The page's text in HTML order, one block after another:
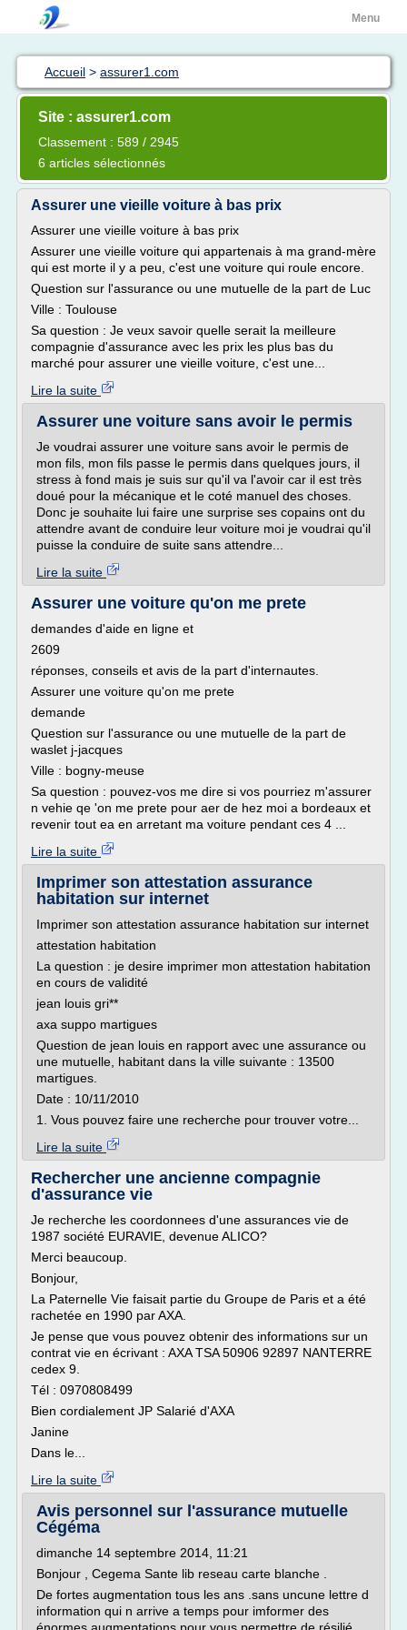
Menu
Accueil > assurer1.com
Site : assurer1.com
Classement : 589 / 2945
6 articles sélectionnés
Assurer une vieille voiture à bas prix
Assurer une vieille voiture à bas prix
Assurer une vieille voiture qui appartenais à ma grand-mère
qui est morte il y a peu, c'est une voiture qui roule encore.
Question sur l'assurance ou une mutuelle de la part de Luc
Ville : Toulouse
Sa question : Je veux savoir quelle serait la meilleure
compagnie d'assurance avec les prix les plus bas du
marché pour assurer une vieille voiture, c'est une...
Lire la suite
Assurer une voiture sans avoir le permis
Je voudrai assurer une voiture sans avoir le permis de
mon fils, mon fils passe le permis dans quelques jours, il
stress à fond mais je suis sur qu'il va l'avoir car il est très
doué pour la mécanique et le coté manuel des choses.
Donc je souhaite lui faire une surprise ses copains ont du
attendre avant de conduire leur voiture moi je voudrai qu'il
puisse la conduire de suite sans attendre...
Lire la suite
Assurer une voiture qu'on me prete
demandes d'aide en ligne et
2609
réponses, conseils et avis de la part d'internautes.
Assurer une voiture qu'on me prete
demande
Question sur l'assurance ou une mutuelle de la part de
waslet j-jacques
Ville : bogny-meuse
Sa question : pouvez-vos me dire si vos pourriez m'assurer
n vehie qe 'on me prete pour aer de hez moi a bordeaux et
revenir tout ea en arretant ma voiture pendant ces 4 ...
Lire la suite
Imprimer son attestation assurance
habitation sur internet
Imprimer son attestation assurance habitation sur internet
attestation habitation
La question : je desire imprimer mon attestation habitation
en cours de validité
jean louis gri**
axa suppo martigues
Question de jean louis en rapport avec une assurance ou
une mutuelle, habitant dans la ville suivante : 13500
martigues.
Date : 10/11/2010
1. Vous pouvez faire une recherche pour trouver votre...
Lire la suite
Rechercher une ancienne compagnie
d'assurance vie
Je recherche les coordonnees d'une assurances vie de
1987 société EURAVIE, devenue ALICO?
Merci beaucoup.
Bonjour,
La Paternelle Vie faisait partie du Groupe de Paris et a été
rachetée en 1990 par AXA.
Je pense que vous pouvez obtenir des informations sur un
contrat vie en écrivant : AXA TSA 50906 92897 NANTERRE
cedex 9.
Tél : 0970808499
Bien cordialement JP Salarié d'AXA
Janine
Dans le...
Lire la suite
Avis personnel sur l'assurance mutuelle
Cégéma
dimanche 14 septembre 2014, 11:21
Bonjour , Cegema Sante lib reseau carte blanche .
De fortes augmentation tous les ans .sans uncune lettre d
information qui n arrive a temps pour imformer des